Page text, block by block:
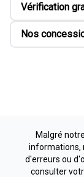
Vérification
Nos
Malgré
informations,
d'erreurs ou
consulter